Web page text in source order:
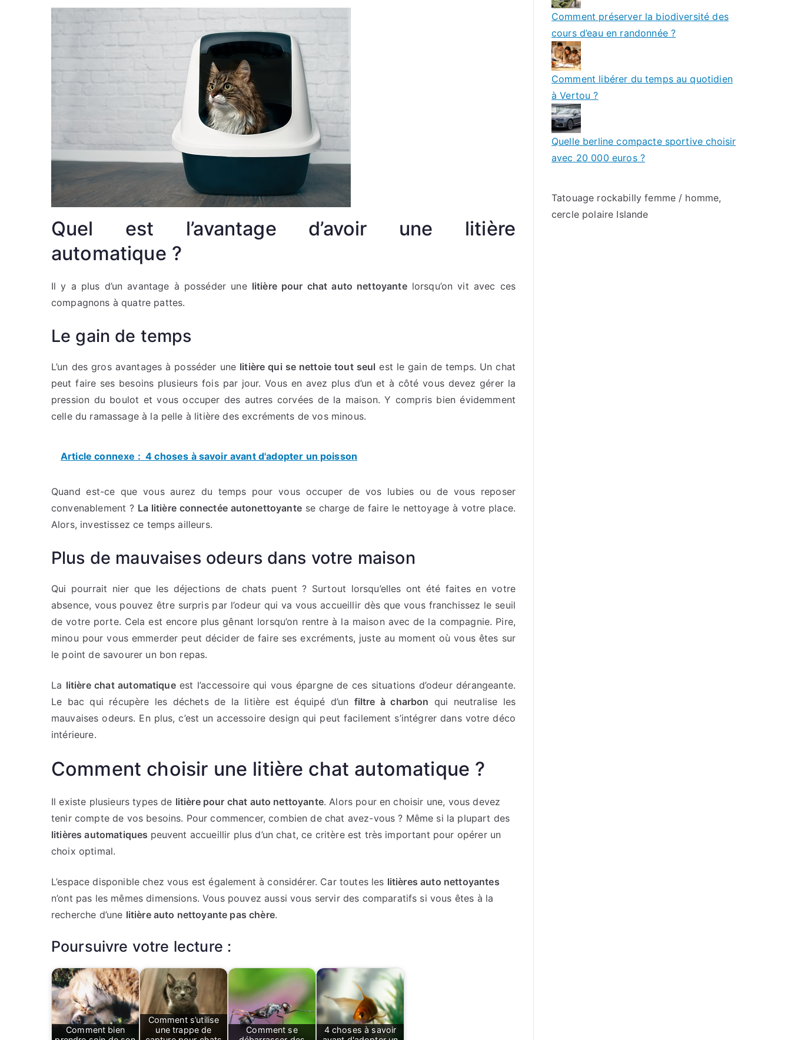
Quel est l’avantage d’avoir une litière
automatique ?
Il y a plus d’un avantage à posséder une litière pour chat auto nettoyantelorsqu’on vit avec ces
compagnons à quatre pattes.
Le gain de temps
L’un des gros avantages à posséder une litière qui se nettoie tout seul est le gain de temps. Un chat
peut faire ses besoins plusieurs fois par jour. Vous en avez plus d’un et à côté vous devez gérer la
pression du boulot et vous occuper des autres corvées de la maison. Y compris bien évidemment
celle du ramassage à la pelle à litière des excréments de vos minous.
Article connexe : 4 choses à savoir avant d'adopter un poisson
Quand est-ce que vous aurez du temps pour vous occuper de vos lubies ou de vous reposer
convenablement ? La litière connectée autonettoyantese charge de faire le nettoyage à votre place.
Alors, investissez ce temps ailleurs.
Plus de mauvaises odeurs dans votre maison
Qui pourrait nier que les déjections de chats puent ? Surtout lorsqu’elles ont été faites en votre
absence, vous pouvez être surpris par l’odeur qui va vous accueillir dès que vous franchissez le seuil
de votre porte. Cela est encore plus gênant lorsqu’on rentre à la maison avec de la compagnie. Pire,
minou pour vous emmerder peut décider de faire ses excréments, juste au moment où vous êtes sur
le point de savourer un bon repas.
La litière chat automatiqueest l’accessoire qui vous épargne de ces situations d’odeur dérangeante.
Le bac qui récupère les déchets de la litière est équipé d’un filtre à charbon qui neutralise les
mauvaises odeurs. En plus, c’est un accessoire design qui peut facilement s’intégrer dans votre déco
intérieure.
Comment choisir une litière chat automatique ?
Il existe plusieurs types de litière pour chat auto nettoyante. Alors pour en choisir une, vous devez
tenir compte de vos besoins. Pour commencer, combien de chat avez-vous ? Même si la plupart des
litières automatiques peuvent accueillir plus d’un chat, ce critère est très important pour opérer un
choix optimal.
L’espace disponible chez vous est également à considérer. Car toutes les litières auto nettoyantes
n’ont pas les mêmes dimensions. Vous pouvez aussi vous servir des comparatifs si vous êtes à la
recherche d’une litière auto nettoyante pas chère.
Poursuivre votre lecture :
Comment bien
Comment s’utilise
une trappe de
Comment se
4 choses à savoir
Comment préserver la biodiversité des
cours d’eau en randonnée ?
Comment libérer du temps au quotidien
à Vertou ?
Quelle berline compacte sportive choisir
avec 20 000 euros ?
Tatouage rockabilly femme / homme,
cercle polaire Islande